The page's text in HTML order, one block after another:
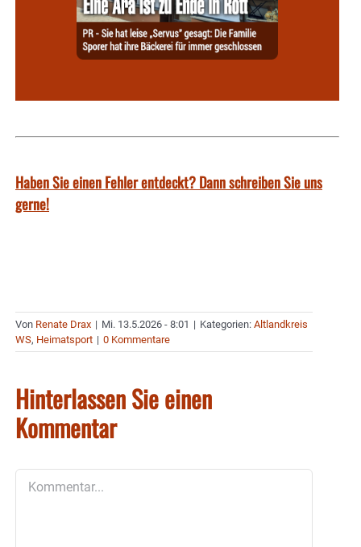
Haben Sie einen Fehler entdeckt? Dann schreiben Sie uns
gerne!
Von Renate Drax | Mi. 13.5.2026 - 8:01 | Kategorien: Altlandkreis
WS, Heimatsport | 0 Kommentare
Hinterlassen Sie einen
Kommentar